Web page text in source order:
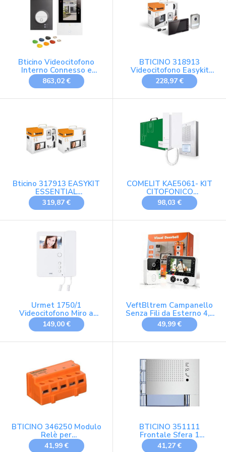
170° Ultra
Grandangolo,Nessun
APP&WiFi
Bticino Videocitofono
Interno Connesso e
Posto Esterno, Kit Classe
300EOS with Netatmo,
863,02 €
BTICINO 318913
Videocitofono Easykit
Plus, Kit Monofamiliare
Espandibile, Plug-In 2 Fili,
Bidirezionale, Pulsantiera
Esterna con Telecamera
228,97 €
Bticino 317913 EASYKIT
ESSENTIAL
VIDEOCITOFONO
MONOFAMILIARE Plug-In
MONITOR INTERNO
AGGIUNTIVO 2 Fili, 7'' a
Colori con Vivavoce
319,87 €
COMELIT KAE5061- KIT
CITOFONICO
MONOFAMILIANE 4+N
98,03 €
Urmet 1750/1
Videocitofono Miro a
Cornetta + staffa per
impianti videocitofonici
149,00 €
VeftBltrem Campanello
Senza Fili da Esterno 4,3
Pollici, Angolo 80°,
Citofono Interno Casa
Audio Bidirezionale, IP65,
Senza WiFi E APP
49,99 €
BTICINO 346250 Modulo
Relè per
Citofono/Videocitofono, 2
41,99 €
BTICINO 351111
Frontale Sfera 1
Pulsante Porter per
41,27 €